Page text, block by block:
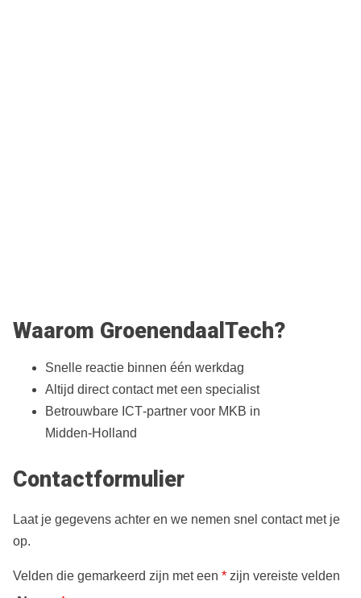
Waarom GroenendaalTech?
Snelle reactie binnen één werkdag
Altijd direct contact met een specialist
Betrouwbare ICT‑partner voor MKB in
Midden‑Holland
Contactformulier
Laat je gegevens achter en we nemen snel contact met je
op.
Velden die gemarkeerd zijn met een * zijn vereiste velden